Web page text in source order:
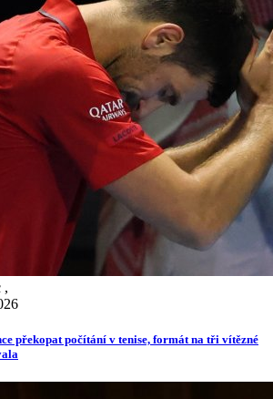
,
překopat počítání v tenise, formát na tři vítězné